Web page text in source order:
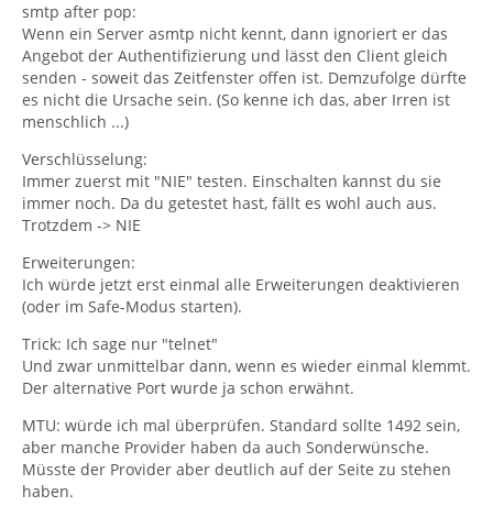
smtp after pop:
Wenn ein Server asmtp nicht kennt, dann ignoriert er das
Angebot der Authentifizierung und lässt den Client gleich
senden - soweit das Zeitfenster offen ist. Demzufolge dürfte
es nicht die Ursache sein. (So kenne ich das, aber Irren ist
menschlich ...)
Verschlüsselung:
Immer zuerst mit "NIE" testen. Einschalten kannst du sie
immer noch. Da du getestet hast, fällt es wohl auch aus.
Trotzdem -> NIE
Erweiterungen:
Ich würde jetzt erst einmal alle Erweiterungen deaktivieren
(oder im Safe-Modus starten).
Trick: Ich sage nur "telnet"
Und zwar unmittelbar dann, wenn es wieder einmal klemmt.
Der alternative Port wurde ja schon erwähnt.
MTU: würde ich mal überprüfen. Standard sollte 1492 sein,
aber manche Provider haben da auch Sonderwünsche.
Müsste der Provider aber deutlich auf der Seite zu stehen
haben.